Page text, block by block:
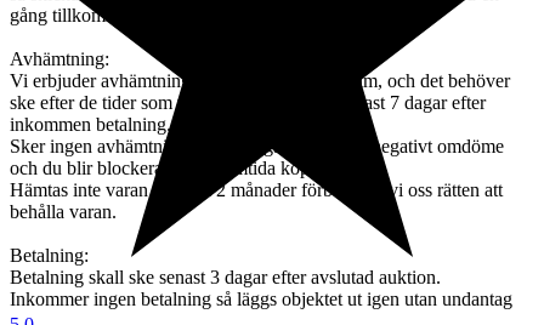
gång tillkommer en avgift om 395kr + Fraktavgift.
Avhämtning:
Vi erbjuder avhämtning i vår butik i Hässleholm, och det behöver
ske efter de tider som vi kan erbjuda, dock senast 7 dagar efter
inkommen betalning.
Sker ingen avhämtning efter 7 dagar så lämnas negativt omdöme
och du blir blockerad från framtida köp hos oss.
Hämtas inte varan ut inom 2 månader förbehåller vi oss rätten att
behålla varan.
Betalning:
Betalning skall ske senast 3 dagar efter avslutad auktion.
Inkommer ingen betalning så läggs objektet ut igen utan undantag